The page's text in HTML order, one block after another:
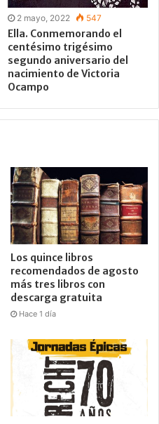
2 mayo, 2022 547
Ella. Conmemorando el
centésimo trigésimo
segundo aniversario del
nacimiento de Victoria
Ocampo
Los quince libros
recomendados de agosto
más tres libros con
descarga gratuita
Hace 1 día